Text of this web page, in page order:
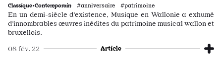
Classique•Contemporain #anniversaire #patrimoine
En un demi-siècle d’existence, Musique en Wallonie a exhumé
d'innombrables œuvres inédites du patrimoine musical wallon et
bruxellois.
08 fév. 22 Article